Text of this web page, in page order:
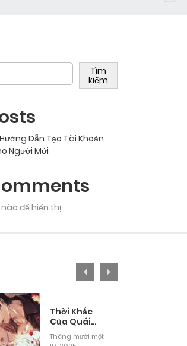
Tìm
kiếm
Dẫn Tạo Tài Khoản
Người Mới
để hiển thị.
Thời Khắc
Của Quái
Thú Mù
Tháng mười một